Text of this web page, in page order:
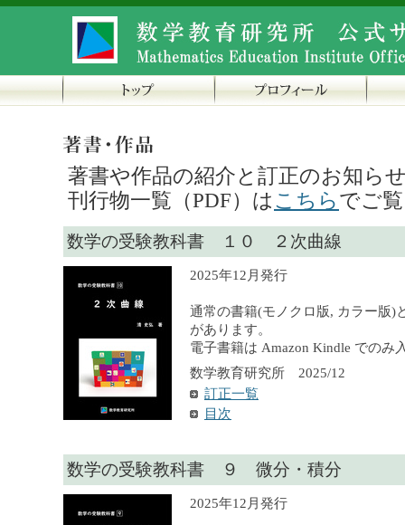
著書や作品の紹介と訂正のお知ら
刊行物一覧（PDF）は こちら でご
数学の受験教科書 １０ ２次曲線
2025年12月発行
通常の書籍(モノクロ版, カラー版)
があります。
電子書籍は Amazon Kindle でのみ
数学教育研究所 2025/12
訂正一覧
目次
数学の受験教科書 ９ 微分・積分
2025年12月発行